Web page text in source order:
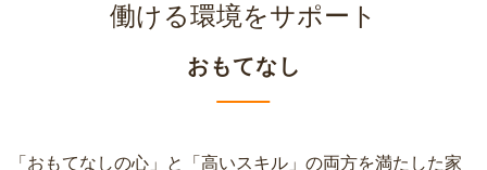
働ける環境をサポート
おもてなし
「おもてなしの心」と「高いスキル」の両方を満たした家